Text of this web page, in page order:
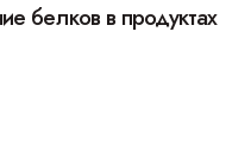
белков в продуктах